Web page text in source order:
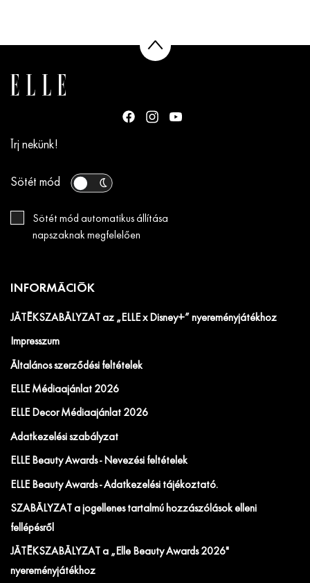
Írj nekünk!
Sötét mód
Sötét mód automatikus állítása
napszaknak megfelelően
INFORMÁCIÓK
JÁTÉKSZABÁLYZAT az „ELLE x Disney+” nyereményjátékhoz
Impresszum
Általános szerződési feltételek
ELLE Médiaajánlat 2026
ELLE Decor Médiaajánlat 2026
Adatkezelési szabályzat
ELLE Beauty Awards - Nevezési feltételek
ELLE Beauty Awards - Adatkezelési tájékoztató.
SZABÁLYZAT a jogellenes tartalmú hozzászólások elleni
fellépésről
JÁTÉKSZABÁLYZAT a „Elle Beauty Awards 2026"
nyereményjátékhoz